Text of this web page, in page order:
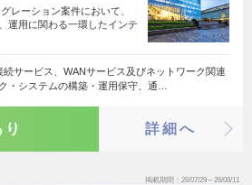
レーション案件において、
運用に関わる一環したインテ
続サービス、WANサービス及びネットワーク関連
・システムの構築・運用保守、通…
詳細へ
掲載期間 26/07/29～26/08/11